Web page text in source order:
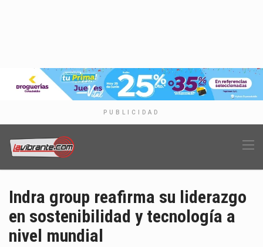
PUBLICIDAD
Indra group reafirma su liderazgo
en sostenibilidad y tecnología a
nivel mundial